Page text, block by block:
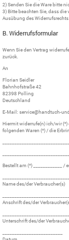
2) Senden Sie die Ware bitte
3) Bitte beachten Sie, dass
Ausübung des
B. Widerrufsformular
Wenn Sie den Vertrag
zurück.
An
Florian Seidler
Bahnhofstraße 42
82398 Polling
Deutschland
E-Mail: service@handtuch-
Hiermit widerrufe(n) ich/wir (*)
folgenden Waren (*) / die
Bestellt am (*) ____________ /
Name des/der Verbraucher(s)
Anschrift des/der
Unterschrift des/der